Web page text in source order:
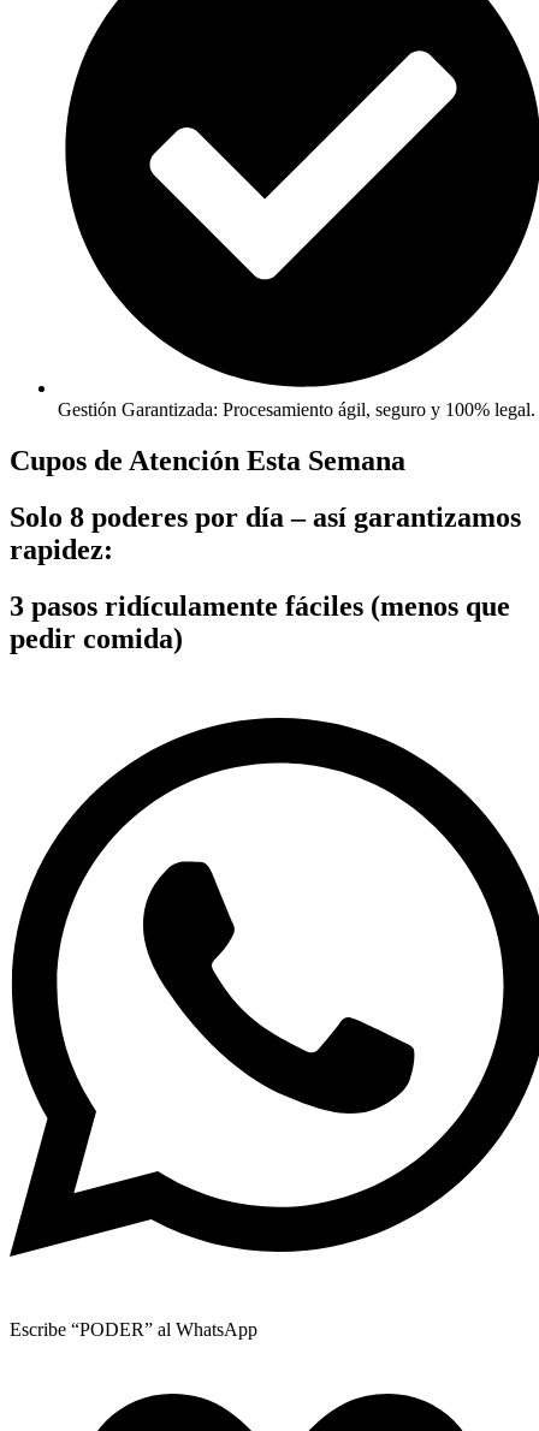
Gestión Garantizada: Procesamiento ágil, seguro y 100% legal.
Cupos de Atención Esta Semana
Solo 8 poderes por día – así garantizamos
rapidez:
3 pasos ridículamente fáciles (menos que
pedir comida)
Escribe “PODER” al WhatsApp